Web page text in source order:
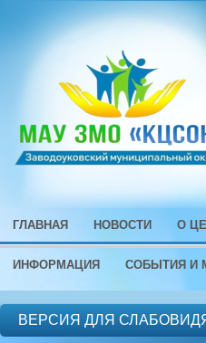
ГЛАВНАЯ НОВОСТИ О
ИНФОРМАЦИЯ СОБЫТИЯ И
ВЕРСИЯ ДЛЯ